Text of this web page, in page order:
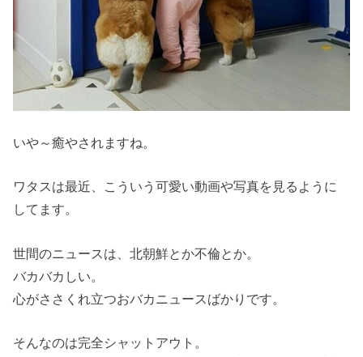
いや～癒やされますね。
ワタスは最近、こういう可愛い動画や写真を見るように
してます。
世間のニュースは、北朝鮮とか不倫とか。
バカバカしい。
心がささくれ立つおバカニュースばかりです。
そんなのは完全シャットアウト。